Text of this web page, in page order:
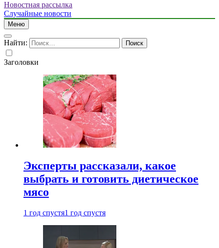
Новостная рассылка
Случайные новости
Меню
Найти:
Заголовки
Эксперты рассказали, какое
выбрать и готовить диетическое
мясо
1 год спустя1 год спустя